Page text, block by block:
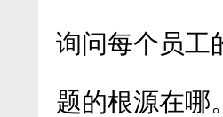
询问每个员工
题的根源在哪